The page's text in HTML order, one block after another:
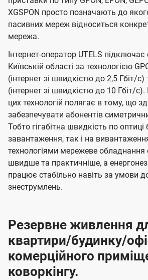
XGSPON просто позначають до
пасивних мереж відноситься
мережа.
Інтернет-оператор UTELS підключає
Київській області за технологією
(інтернет зі швидкістю до 2,5 Гбіт/с)
(інтернет зі швидкістю до 10 Гбіт/
цих технологій полягає в тому, що
забезпечувати абонентів
Тобто гігабітна швидкість по оптиці
завантаження, так і на
технологіями мережеве обладнання
швидше та практичніше, а
працює стабільно навіть за умови
знеструмлень.
Резервне живлення
квартири/будинку/
комерційного
коворкінгу.